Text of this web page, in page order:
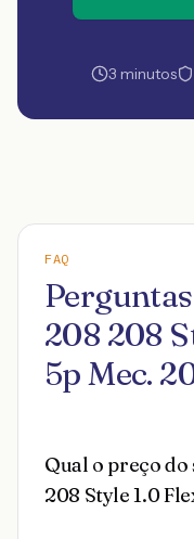
3 minutos
FAQ
208 208
5p Mec.
Qual o preço
208 Style 1.0